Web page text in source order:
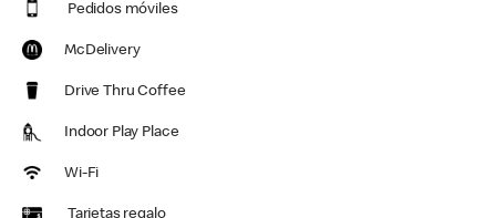
Pedidos móviles
McDelivery
Drive Thru Coffee
Indoor Play Place
Wi-Fi
Tarjetas regalo